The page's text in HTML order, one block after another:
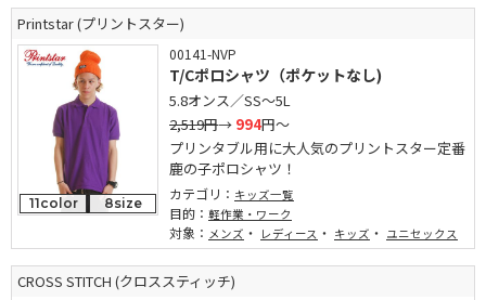
Printstar (プリントスター)
11color 8size
00141-NVP
T/Cポロシャツ（ポケットなし)
5.8オンス／SS～5L
2,519円→ 994円～
プリンタブル用に大人気のプリントスター定番
鹿の子ポロシャツ！
カテゴリ： キッズ一覧
目的： 軽作業・ワーク
対象： メンズ ・ レディース ・ キッズ ・ ユニセックス
CROSS STITCH (クロススティッチ)